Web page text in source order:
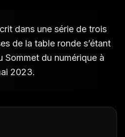
dans une série de trois
de la table ronde s’étant
Sommet du numérique à
2023.